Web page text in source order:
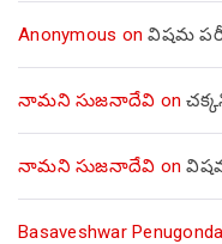
Anonymous onవిషమ
నామని సుజనాదేవి on
నామని సుజనాదేవి on
Basaveshwar Penugonda